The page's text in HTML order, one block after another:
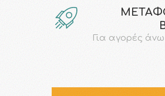
Για αγορές